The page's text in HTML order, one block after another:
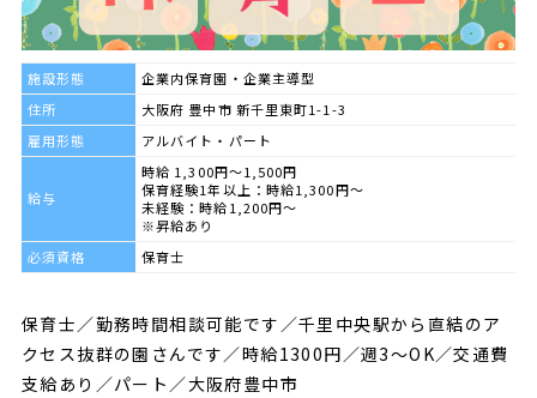
施設形態
企業内保育園・企業主導型
住所
大阪府 豊中市 新千里東町1-1-3
雇用形態
アルバイト・パート
給与
時給 1,300円～1,500円
保育経験1年以上：時給1,300円～
未経験：時給1,200円～
※昇給あり
必須資格
保育士
保育士／勤務時間相談可能です／千里中央駅から直結のア
クセス抜群の園さんです／時給1300円／週3～OK／交通費
支給あり／パート／大阪府豊中市